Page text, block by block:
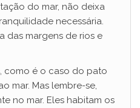
do mar, não deixa
necessária.
das margens de rios e
como é o caso do pato
mar. Mas lembre-se,
no mar. Eles habitam os